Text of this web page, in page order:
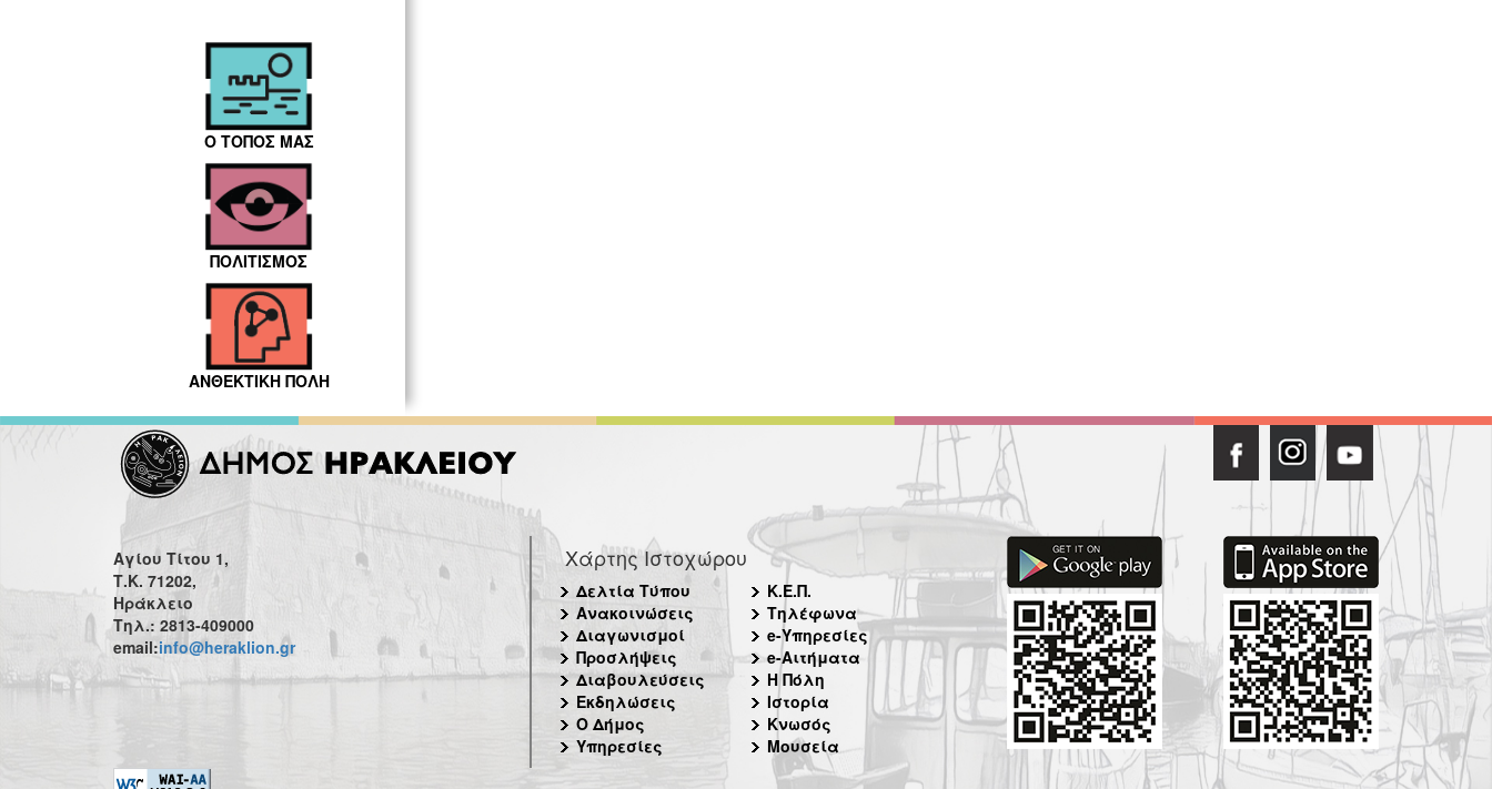
Ο ΤΟΠΟΣ ΜΑΣ
ΠΟΛΙΤΙΣΜΟΣ
ΑΝΘΕΚΤΙΚΗ ΠΟΛΗ
Αγίου Τίτου 1,
Τ.Κ. 71202,
Ηράκλειο
Τηλ.: 2813-409000
email:info@heraklion.gr
Χάρτης Ιστοχώρου
Δελτία Τύπου
Ανακοινώσεις
Διαγωνισμοί
Προσλήψεις
Διαβουλεύσεις
Εκδηλώσεις
Ο Δήμος
Υπηρεσίες
Κ.Ε.Π.
Τηλέφωνα
e-Υπηρεσίες
e-Αιτήματα
Η Πόλη
Ιστορία
Κνωσός
Μουσεία